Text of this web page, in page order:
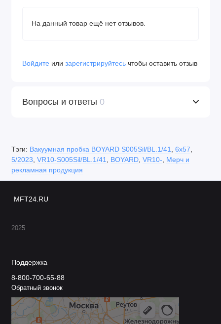
На данный товар ещё нет отзывов.
Войдите или зарегистрируйтесь чтобы оставить отзыв
Вопросы и ответы 0
Тэги: Вакуумная пробка BOYARD S005Sil/BL.1/41 6х57
5/2023 VR10-S005Sil/BL.1/41 BOYARD, VR10-
Мерч и
рекламная продукция
MFT24.RU
2025
Поддержка
8-800-700-65-88
Обратный звонок